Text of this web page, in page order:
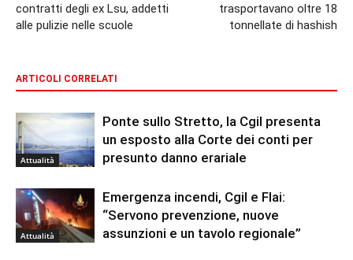
contratti degli ex Lsu, addetti
alle pulizie nelle scuole
trasportavano oltre 18
tonnellate di hashish
ARTICOLI CORRELATI
Attualità
Ponte sullo Stretto, la Cgil presenta
un esposto alla Corte dei conti per
presunto danno erariale
Attualità
Emergenza incendi, Cgil e Flai:
“Servono prevenzione, nuove
assunzioni e un tavolo regionale”